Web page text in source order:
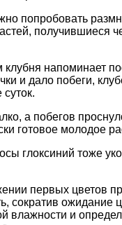
попробовать
получившиеся
напоминает
и дало побеги,
а побегов
готовое молодое
глоксиний тоже
первых цветов
сократив ожидание
влажности и